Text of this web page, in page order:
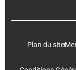
Plan du site